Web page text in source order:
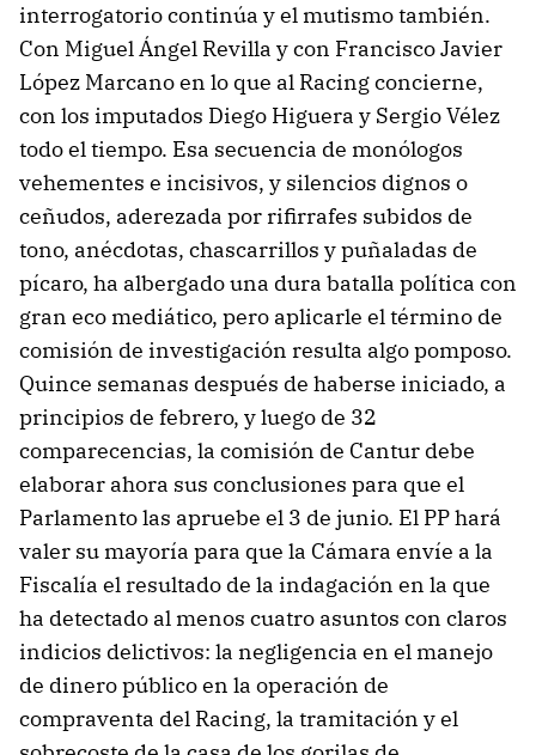
interrogatorio continúa y el mutismo también.
Con Miguel Ángel Revilla y con Francisco Javier
López Marcano en lo que al Racing concierne,
con los imputados Diego Higuera y Sergio Vélez
todo el tiempo. Esa secuencia de monólogos
vehementes e incisivos, y silencios dignos o
ceñudos, aderezada por rifirrafes subidos de
tono, anécdotas, chascarrillos y puñaladas de
pícaro, ha albergado una dura batalla política con
gran eco mediático, pero aplicarle el término de
comisión de investigación resulta algo pomposo.
Quince semanas después de haberse iniciado, a
principios de febrero, y luego de 32
comparecencias, la comisión de Cantur debe
elaborar ahora sus conclusiones para que el
Parlamento las apruebe el 3 de junio. El PP hará
valer su mayoría para que la Cámara envíe a la
Fiscalía el resultado de la indagación en la que
ha detectado al menos cuatro asuntos con claros
indicios delictivos: la negligencia en el manejo
de dinero público en la operación de
compraventa del Racing, la tramitación y el